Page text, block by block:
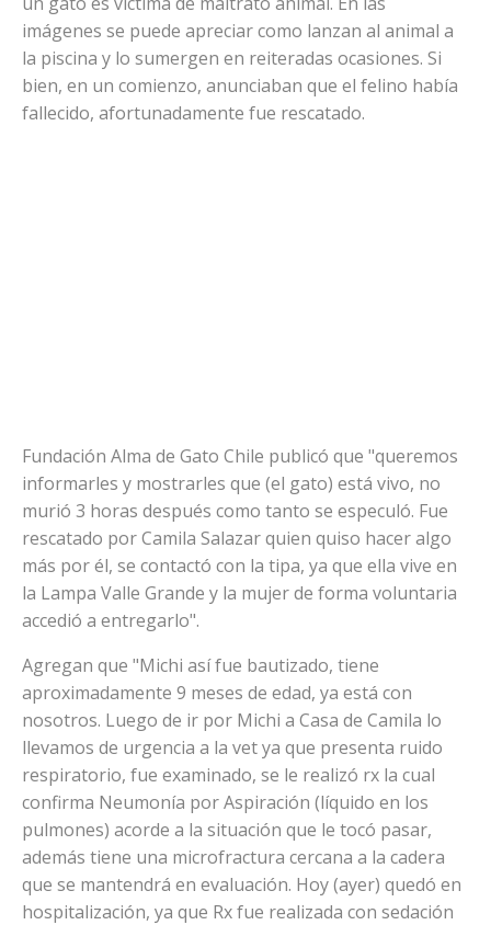
imágenes se puede apreciar como lanzan al animal a
la piscina y lo sumergen en reiteradas ocasiones. Si
bien, en un comienzo, anunciaban que el felino había
fallecido, afortunadamente fue rescatado.
Fundación Alma de Gato Chile publicó que "queremos
informarles y mostrarles que (el gato) está vivo, no
murió 3 horas después como tanto se especuló. Fue
rescatado por Camila Salazar quien quiso hacer algo
más por él, se contactó con la tipa, ya que ella vive en
la Lampa Valle Grande y la mujer de forma voluntaria
accedió a entregarlo".
Agregan que "Michi así fue bautizado, tiene
aproximadamente 9 meses de edad, ya está con
nosotros. Luego de ir por Michi a Casa de Camila lo
llevamos de urgencia a la vet ya que presenta ruido
respiratorio, fue examinado, se le realizó rx la cual
confirma Neumonía por Aspiración (líquido en los
pulmones) acorde a la situación que le tocó pasar,
además tiene una microfractura cercana a la cadera
que se mantendrá en evaluación. Hoy (ayer) quedó en
hospitalización, ya que Rx fue realizada con sedación